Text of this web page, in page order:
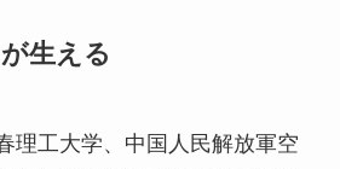
生える
理工大学、中国人民解放軍空